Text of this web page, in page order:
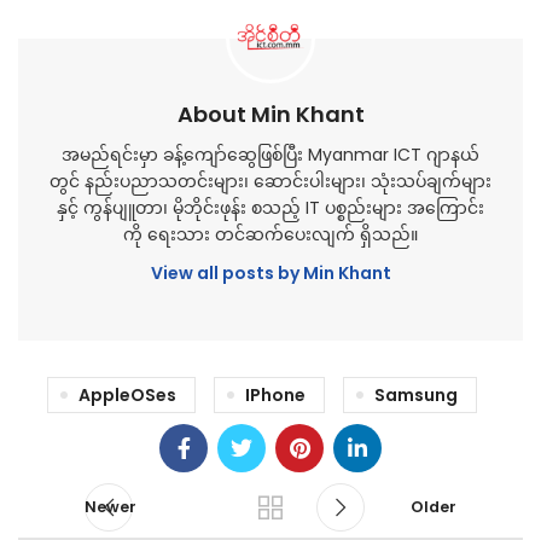
About Min Khant
အမည်ရင်းမှာ ခန့်ကျော်ဆွေဖြစ်ပြီး Myanmar ICT ဂျာနယ်
တွင် နည်းပညာသတင်းများ၊ ဆောင်းပါးများ၊ သုံးသပ်ချက်များ
နှင့် ကွန်ပျူတာ၊ မိုဘိုင်းဖုန်း စသည့် IT ပစ္စည်းများ အကြောင်း
ကို ရေးသား တင်ဆက်ပေးလျက် ရှိသည်။
View all posts by Min Khant
AppleOSes IPhone Samsung
Newer Older